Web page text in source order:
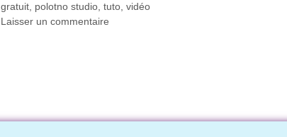
gratuit, polotno studio, tuto, vidéo
Laisser un commentaire